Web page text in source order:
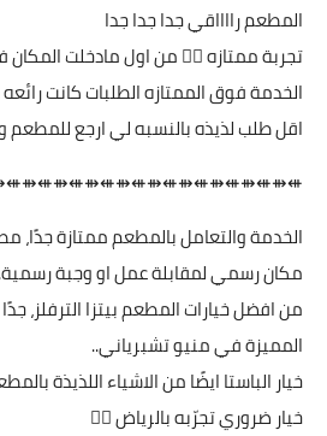
المطعم رااااقي جدا جدا جدا
تجربة ممتازه 👌🏻 من اول مادخلت
الخدمة فوق الممتازه الطلبات كانت
اقل طلب لذيذه بالنسبه لي ارجع للمطعم
الخدمة والتعامل بالمطعم ممتازة جدًا،
مكان رسمي لمقابلة عمل او وجبة
من افضل خيارات المطعم بيتزا الترفلز،
المميزة في منيو تشبرياني..
خيار الباستا ايضًا من الاشياء اللذيذة
خيار ضروري تجرّبه بالرياض 👍🏻